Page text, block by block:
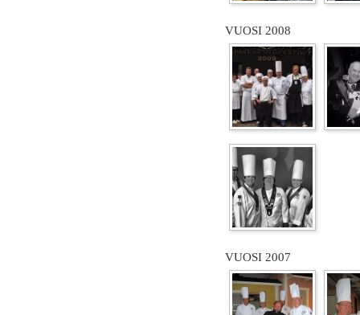
VUOSI 2008
VUOSI 2007